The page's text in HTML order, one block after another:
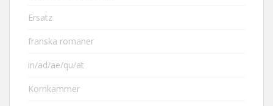
Ersatz
franska romaner
in/ad/ae/qu/at
Kornkammer